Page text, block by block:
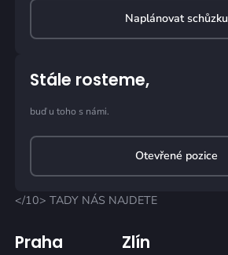
</10> TADY NÁS NAJDETE
Praha Zlín
Naplánovat schůzku
Stále rosteme,
buď u toho s námi.
Otevřené pozice